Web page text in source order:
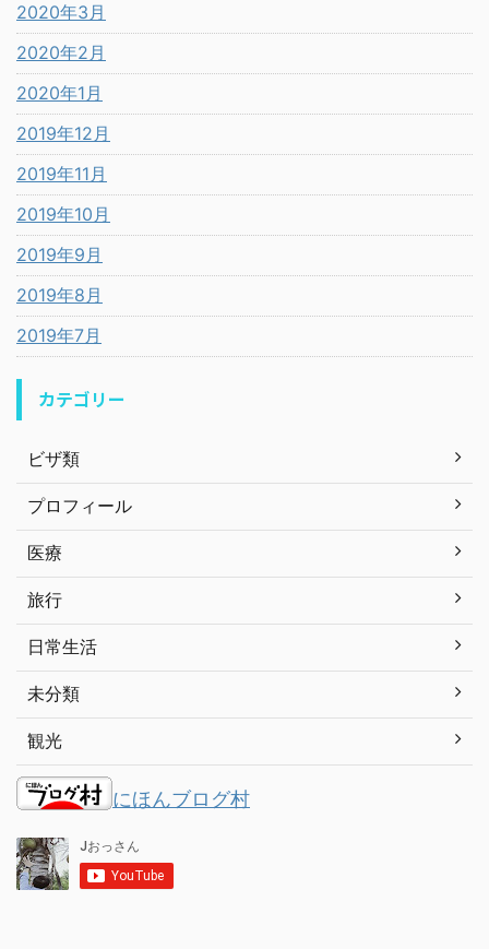
2020年3月
2020年2月
2020年1月
2019年12月
2019年11月
2019年10月
2019年9月
2019年8月
2019年7月
カテゴリー
ビザ類
プロフィール
医療
旅行
日常生活
未分類
観光
にほんブログ村